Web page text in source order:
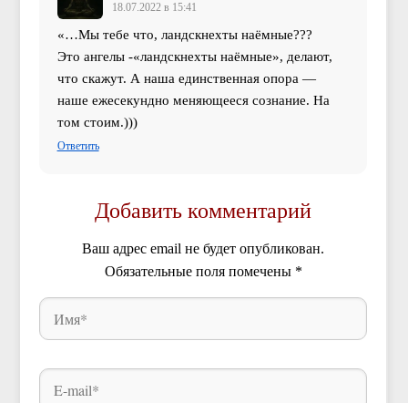
18.07.2022 в 15:41
«…Мы тебе что, ландскнехты наёмные???
Это ангелы -«ландскнехты наёмные», делают,
что скажут. А наша единственная опора —
наше ежесекундно меняющееся сознание. На
том стоим.)))
Ответить
Добавить комментарий
Ваш адрес email не будет опубликован.
Обязательные поля помечены *